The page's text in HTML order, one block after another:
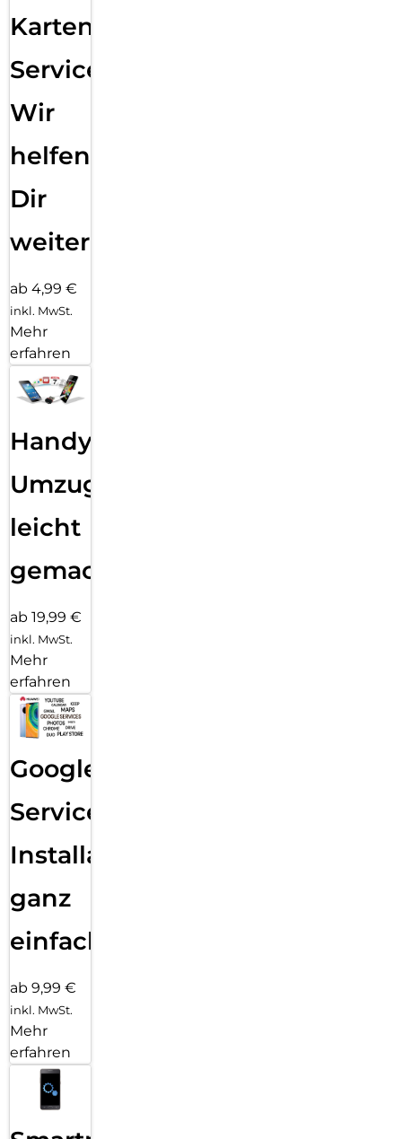
Karten
Service:
Wir
helfen
Dir
weiter
ab 4,99 €
inkl. MwSt.
Mehr
erfahren
Handy
Umzug
leicht
gemacht!
ab 19,99 €
inkl. MwSt.
Mehr
erfahren
Google
Services
Installation
ganz
einfach
ab 9,99 €
inkl. MwSt.
Mehr
erfahren